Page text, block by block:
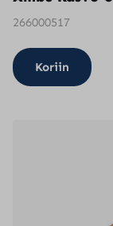
266000517
Koriin